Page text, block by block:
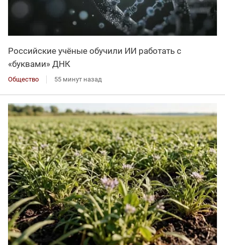
Российские учёные обучили ИИ работать с
«буквами» ДНК
Общество 55 минут назад